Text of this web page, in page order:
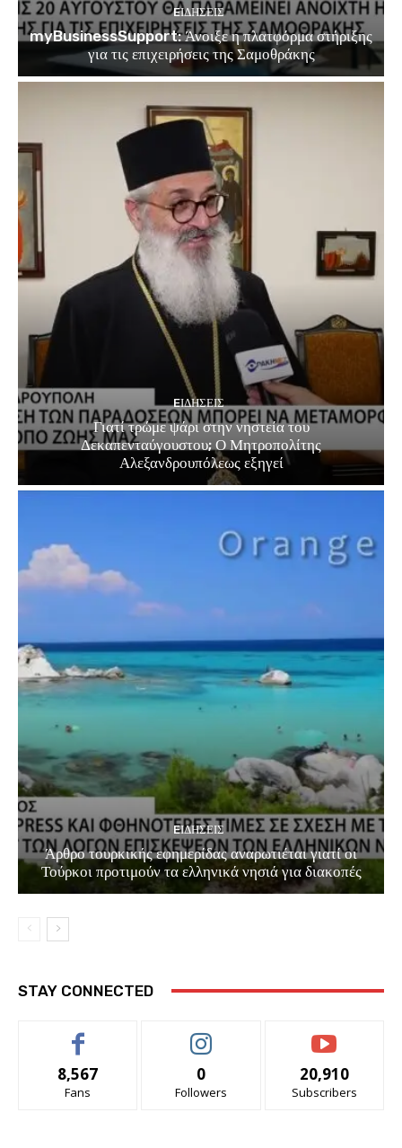
EΙΔΗΣΕΙΣ
myBusinessSupport: Άνοιξε η πλατφόρμα στήριξης
για τις επιχειρήσεις της Σαμοθράκης
EΙΔΗΣΕΙΣ
Γιατί τρώμε ψάρι στην νηστεία του
Δεκαπενταύγουστου; Ο Μητροπολίτης
Αλεξανδρουπόλεως εξηγεί
EΙΔΗΣΕΙΣ
Άρθρο τουρκικής εφημερίδας αναρωτιέται γιατί οι
Τούρκοι προτιμούν τα ελληνικά νησιά για διακοπές
STAY CONNECTED
8,567
Fans
0
Followers
20,910
Subscribers